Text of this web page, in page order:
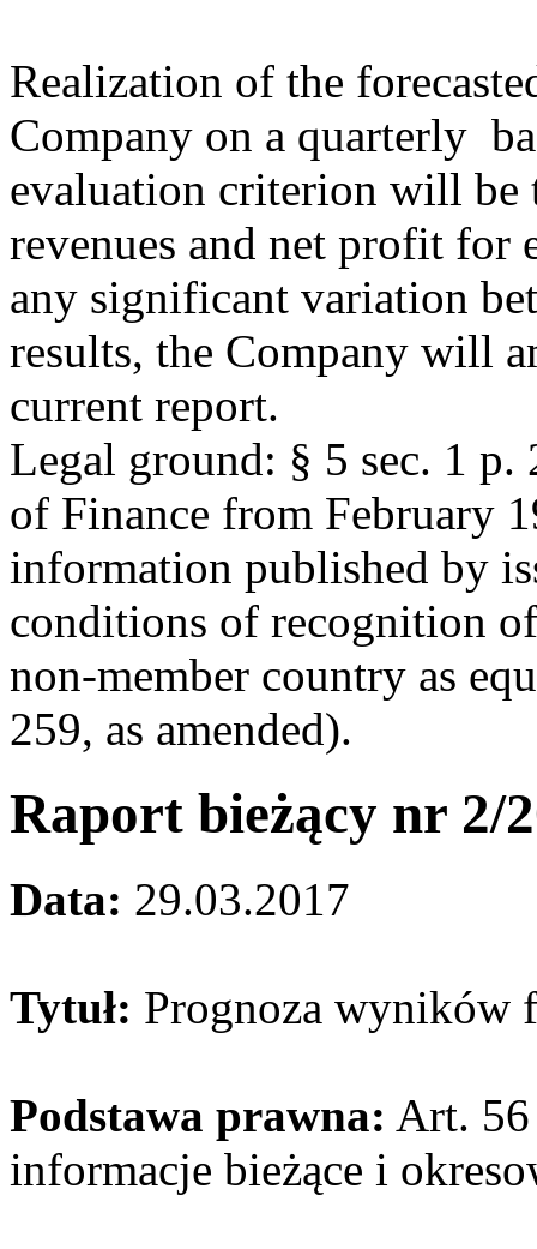
Realization of the
Company on a quarterly
evaluation criterion will be
revenues and net profit for
any significant variation
results, the Company will
current report.
Legal ground: § 5 sec. 1
of Finance from February
information published by
conditions of recognition
non-member country as
259, as amended).
Raport bieżący nr 2/
Data: 29.03.2017
Tytuł: Prognoza wyników
Podstawa prawna: Art.
informacje bieżące i